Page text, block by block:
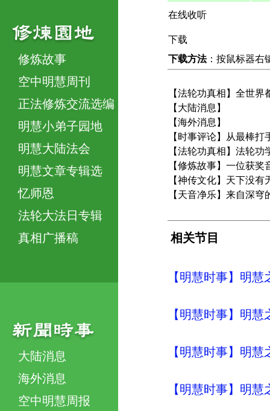
修炼故事
空中明慧周刊
正法修炼交流选编
明慧小弟子园地
明慧大陆法会
明慧文章专辑选
忆师恩
法轮大法日专辑
真相广播稿
大陆消息
海外消息
空中明慧周报
在线收听
下载
下载方法：按鼠标器右
【法轮功真相】全世
【大陆消息】
【海外消息】
【时事评论】从最棒打
【法轮功真相】法轮
【修炼故事】一位获奖
【神传文化】天下没有
【天音净乐】来自深穹
相关节目
【明慧时事】明
【明慧时事】明
【明慧时事】明
【明慧时事】明